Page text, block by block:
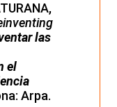
las
el
Arpa.